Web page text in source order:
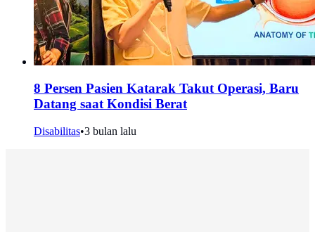
8 Persen Pasien Katarak Takut Operasi, Baru
Datang saat Kondisi Berat
Disabilitas•3 bulan lalu